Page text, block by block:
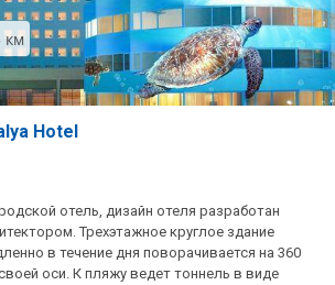
км
Hotel
отель, дизайн отеля разработан
Трехэтажное круглое здание
в течение дня поворачивается на 360
оси. К пляжу ведет тоннель в виде